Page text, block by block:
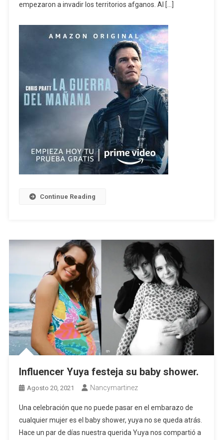
empezaron a invadir los territorios afganos. Al […]
Continue Reading
Influencer Yuya festeja su baby shower.
Agosto 20, 2021 Nancymartinez
Una celebración que no puede pasar en el embarazo de
cualquier mujer es el baby shower, yuya no se queda atrás.
Hace un par de días nuestra querida Yuya nos compartió a